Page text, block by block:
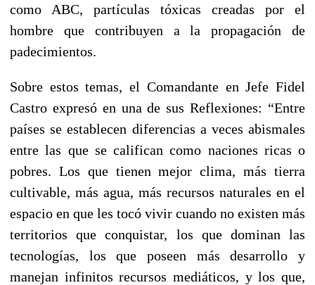
como ABC, partículas tóxicas creadas por el
hombre que contribuyen a la propagación de
padecimientos.
Sobre estos temas, el Comandante en Jefe Fidel
Castro expresó en una de sus Reflexiones: “Entre
países se establecen diferencias a veces abismales
entre las que se califican como naciones ricas o
pobres. Los que tienen mejor clima, más tierra
cultivable, más agua, más recursos naturales en el
espacio en que les tocó vivir cuando no existen más
territorios que conquistar, los que dominan las
tecnologías, los que poseen más desarrollo y
manejan infinitos recursos mediáticos, y los que,